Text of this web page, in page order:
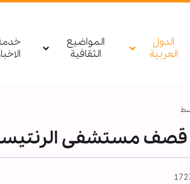
الدول
العربیة
المواضيع
الثقافية
قصف مستشفى